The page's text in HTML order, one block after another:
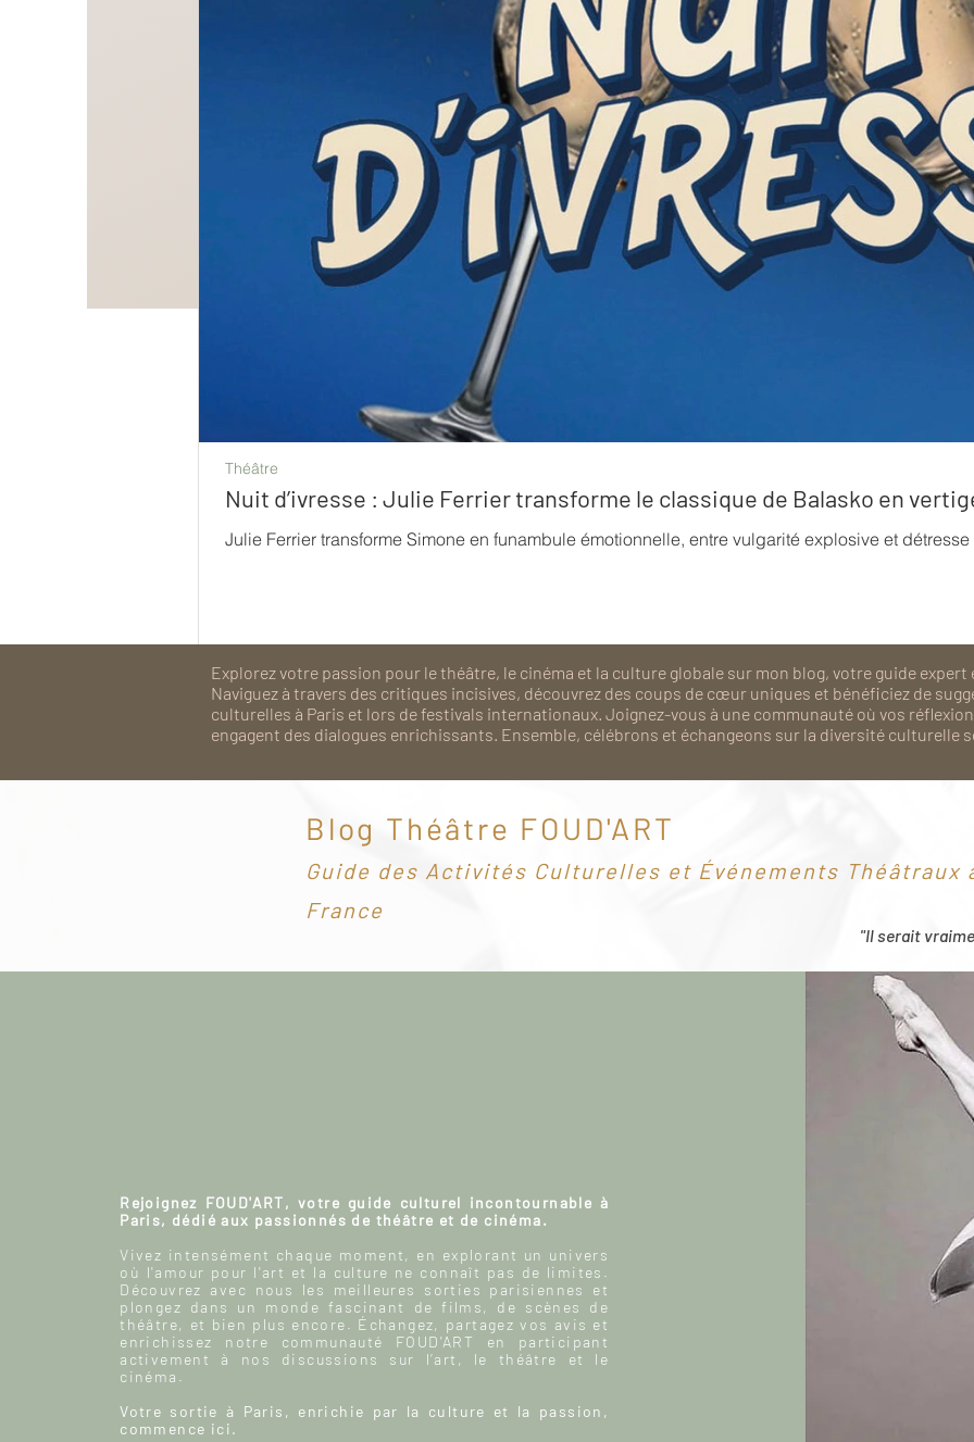
Nuit d’ivresse : Julie Ferrier transforme le classique de Balasko en
Julie Ferrier transforme Simone en funambule émotionnelle, entre vulgarité explosive et
Théâtre
Explorez votre passion pour le théâtre, le cinéma et la culture globale sur mon blog, votre guide expert
Naviguez à travers des critiques incisives, découvrez des coups de cœur uniques et bénéficiez de
culturelles à Paris et lors de festivals internationaux. Joignez-vous à une communauté où vos
engagent des dialogues enrichissants. Ensemble, célébrons et échangeons sur la diversité culturelle
Blog Théâtre FOUD'ART
Guide des Activités Culturelles et Événements Théâtraux
France
"Il serait
Rejoignez FOUD'ART, votre guide culturel incontournable à
Paris, dédié aux passionnés de théâtre et de cinéma.
Vivez intensément chaque moment, en explorant un univers
où l'amour pour l'art et la culture ne connaît pas de limites.
Découvrez avec nous les meilleures sorties parisiennes et
plongez dans un monde fascinant de films, de scènes de
théâtre, et bien plus encore. Échangez, partagez vos avis et
enrichissez notre communauté FOUD'ART en participant
activement à nos discussions sur l’art, le théâtre et le
cinéma.
Votre sortie à Paris, enrichie par la culture et la passion,
commence ici.